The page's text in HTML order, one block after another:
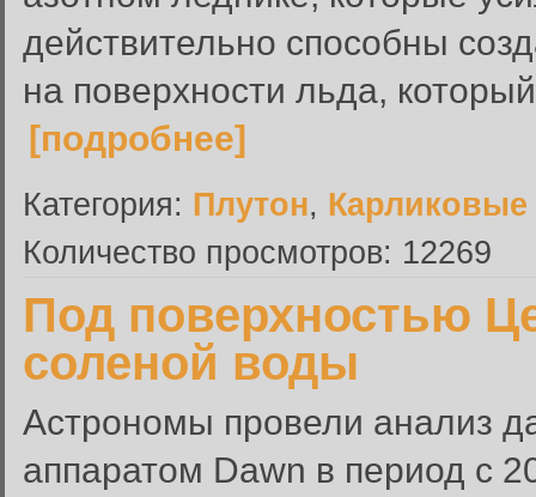
действительно способны
на поверхности льда,
[подробнее]
Категория: Плутон,
Количество просмотров: 12269
Под поверхностью
соленой воды
Астрономы провели анализ
аппаратом Dawn в период с